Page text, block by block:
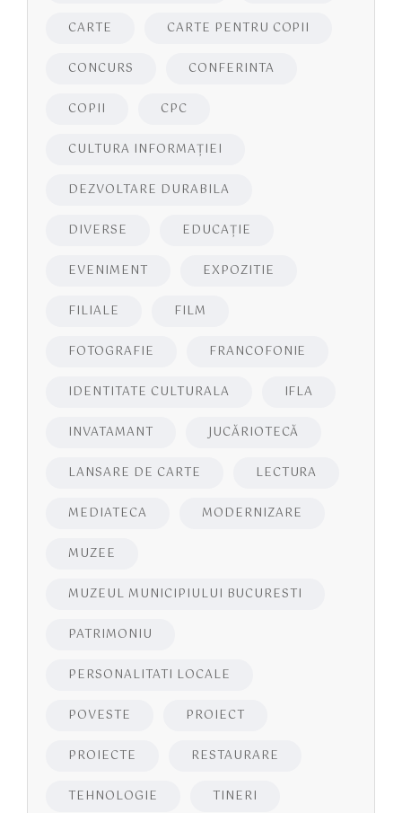
CARTE CARTE PENTRU COPII
CONCURS CONFERINTA
COPII CPC
CULTURA INFORMAŢIEI
DEZVOLTARE DURABILA
DIVERSE EDUCAŢIE
EVENIMENT EXPOZITIE
FILIALE FILM
FOTOGRAFIE FRANCOFONIE
IDENTITATE CULTURALA IFLA
INVATAMANT JUCĂRIOTECĂ
LANSARE DE CARTE LECTURA
MEDIATECA MODERNIZARE
MUZEE
MUZEUL MUNICIPIULUI BUCURESTI
PATRIMONIU
PERSONALITATI LOCALE
POVESTE PROIECT
PROIECTE RESTAURARE
TEHNOLOGIE TINERI